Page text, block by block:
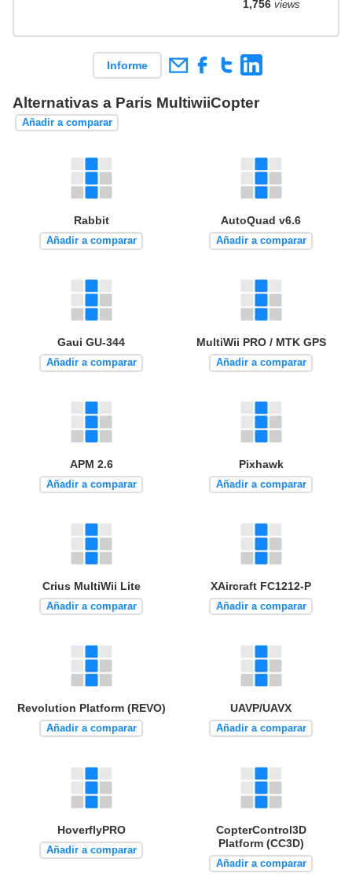
1,756views
Informe
Alternativas a Paris MultiwiiCopter
Añadir a comparar
Rabbit
Añadir a comparar
AutoQuad v6.6
Añadir a comparar
Gaui GU-344
Añadir a comparar
MultiWii PRO / MTK GPS
Añadir a comparar
APM 2.6
Añadir a comparar
Pixhawk
Añadir a comparar
Crius MultiWii Lite
Añadir a comparar
XAircraft FC1212-P
Añadir a comparar
Revolution Platform (REVO)
Añadir a comparar
UAVP/UAVX
Añadir a comparar
HoverflyPRO
Añadir a comparar
CopterControl3D
Platform (CC3D)
Añadir a comparar